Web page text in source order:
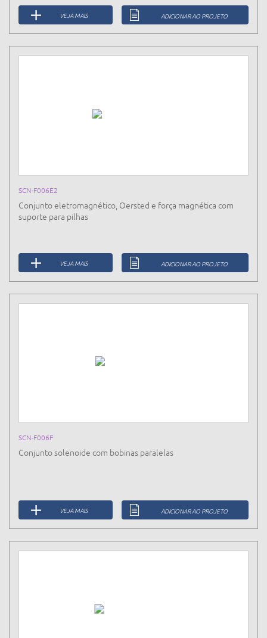
VEJA MAIS ADICIONAR AO PROJETO
SCN-F006E2
Conjunto eletromagnético, Oersted e força magnética com
suporte para pilhas
VEJA MAIS ADICIONAR AO PROJETO
SCN-F006F
Conjunto solenoide com bobinas paralelas
VEJA MAIS ADICIONAR AO PROJETO